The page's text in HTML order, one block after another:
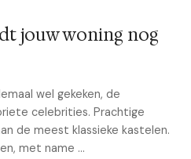
jouw woning nog
wel gekeken, de
celebrities. Prachtige
de meest klassieke kastelen.
met name ...